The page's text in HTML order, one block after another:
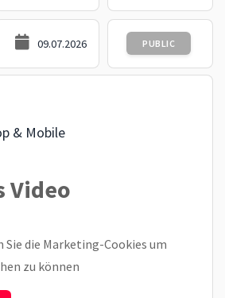
09.07.2026 PUBLIC
& Mobile
Video
die Marketing-Cookies um
zu können